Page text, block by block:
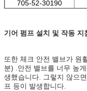
705-52-30190
기어 펌프 설치 및 작동 지
또한 체크 안전 밸브가 원
분) .안전 밸브를 너무 높
생했습니다. 그렇지 않으
프 등이 발생합니다.